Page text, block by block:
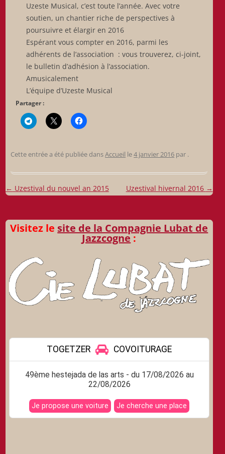
Uzeste Musical, c’est toute l’année. Avec votre
soutien, un chantier riche de perspectives à
poursuivre et élargir en 2016
Espérant vous compter en 2016, parmi les
adhérents de l’association : vous trouverez, ci-joint,
le bulletin d’adhésion à l’association.
Amusicalement
L’équipe d’Uzeste Musical
Partager :
Cette entrée a été publiée dansAccueil le4 janvier 2016 par .
Navigation
← Uzestival du nouvel an 2015 Uzestival hivernal 2016 →
Visitez le site de la Compagnie Lubat de
Jazzcogne: